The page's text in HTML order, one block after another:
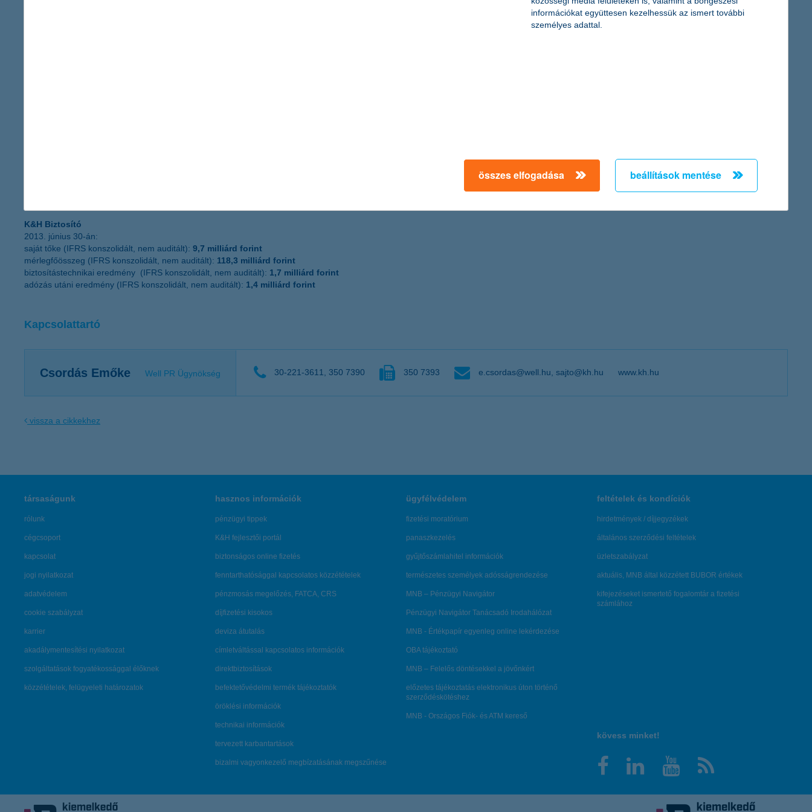
A K&H Alapkezelő 1997 óta a hazai befektetési piac egyik vezető szereplője, a tőke- és hozamvédett alapok piacának első számú képviselője. A K&H Alapkezelő az innovatív termékfejlesztés mellett az
K&H Biztosító
2013. június 30-án:
saját tőke (IFRS konszolidált, nem auditált): 9,7 milliárd forint
mérlegfőösszeg (IFRS konszolidált, nem auditált): 118,3 milliárd forint
biztosítástechnikai eredmény (IFRS konszolidált, nem auditált): 1,7 milliárd forint
adózás utáni eredmény (IFRS konszolidált, nem auditált): 1,4 milliárd forint
Kapcsolattartó
Csordás Emőke Well PR Ügynökség 30-221-3611, 350 7390 350 7393 e.csordas@well.hu, sajto@kh.hu www.kh.hu
vissza a cikkekhez
társaságunk
rólunk
cégcsoport
kapcsolat
jogi nyilatkozat
adatvédelem
cookie szabályzat
karrier
akadálymentesítési nyilatkozat
szolgáltatások fogyatékossággal élőknek
közzétételek, felügyeleti határozatok
hasznos információk
pénzügyi tippek
K&H fejlesztői portál
biztonságos online fizetés
fenntarthatósággal kapcsolatos közzétételek
pénzmosás megelőzés, FATCA, CRS
díjfizetési kisokos
deviza átutalás
címletváltással kapcsolatos információk
direktbiztosítások
befektetővédelmi termék tájékoztatók
öröklési információk
technikai információk
tervezett karbantartások
bizalmi vagyonkezelő megbízatásának megszűnése
ügyfélvédelem
fizetési moratórium
panaszkezelés
gyűjtőszámlahitel információk
természetes személyek adósságrendezése
MNB – Pénzügyi Navigátor
Pénzügyi Navigátor Tanácsadó Irodahálózat
MNB - Értékpapír egyenleg online lekérdezése
OBA tájékoztató
MNB – Felelős döntésekkel a jövőnkért
előzetes tájékoztatás elektronikus úton történő
szerződéskötéshez
MNB - Országos Fiók- és ATM kereső
feltételek és kondíciók
hirdetmények / díjjegyzékek
általános szerződési feltételek
üzletszabályzat
aktuális, MNB által közzétett BUBOR értékek
kifejezéseket ismertető fogalomtár a fizetési
számlához
kövess minket!
információkat együttesen kezelhessük az ismert további
személyes adattal.
összes elfogadása beállítások mentése